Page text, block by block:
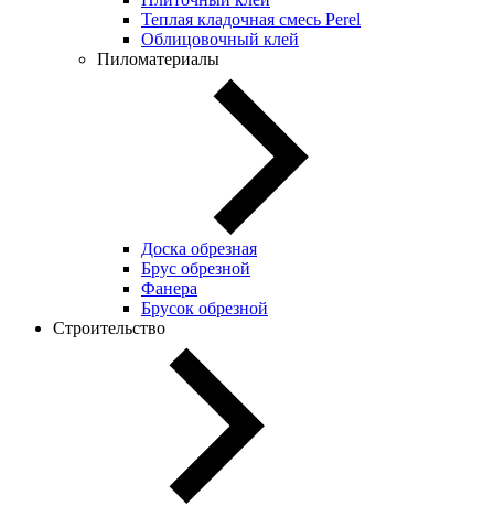
Теплая кладочная смесь Perel
Облицовочный клей
Пиломатериалы
Доска обрезная
Брус обрезной
Фанера
Брусок обрезной
Строительство